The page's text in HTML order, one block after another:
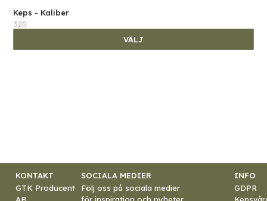
Keps - Kaliber
320
VÄLJ
KONTAKT SOCIALA MEDIER
INFO
GTK Producent
Följ oss på sociala medier
GDPR